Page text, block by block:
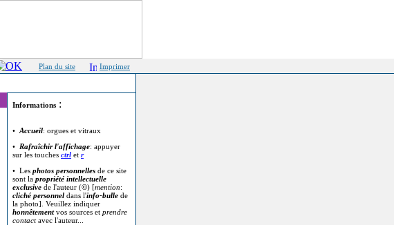
Plan du site Imprimer
Informations :
• Accueil: orgues et vitraux
• Rafraîchir l'affichage: appuyer
sur les touches ctrl et r
• Les photos personnelles de ce site
sont la propriété intellectuelle
exclusive de l'auteur (©) [mention:
cliché personnel dans l'info-bulle de
la photo]. Veuillez indiquer
honnêtementvos sources et prendre
contactavec l'auteur...